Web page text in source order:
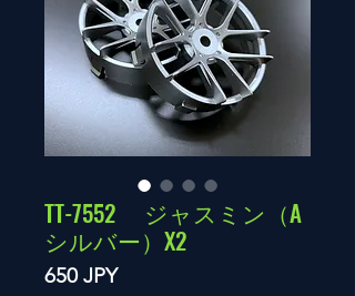
TT-7552 ジャスミン（A
シルバー）X2
650 JPYPrecio